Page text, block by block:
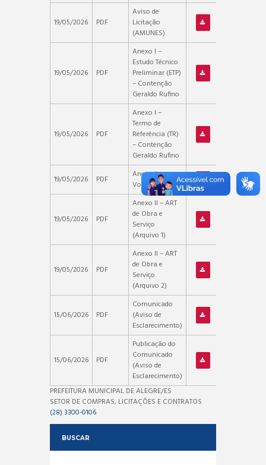
19/05/2026 PDF
Aviso de
Licitação
(AMUNES)
19/05/2026 PDF
Anexo I –
Estudo Técnico
Preliminar (ETP)
– Contenção
Geraldo Rufino
19/05/2026 PDF
Anexo I –
Termo de
Referência (TR)
– Contenção
Geraldo Rufino
19/05/2026
PDF
Anexo II –
Volume Único
19/05/2026 PDF
Anexo II – ART
de Obra e
Serviço
(Arquivo 1)
19/05/2026 PDF
Anexo II – ART
de Obra e
Serviço
(Arquivo 2)
15/06/2026 PDF
Comunicado
(Aviso de
Esclarecimento)
15/06/2026 PDF
Publicação do
Comunicado
(Aviso de
Esclarecimento)
PREFEITURA MUNICIPAL DE ALEGRE/ES
SETOR DE COMPRAS, LICITAÇÕES E CONTRATOS
(28) 3300-0106
BUSCAR